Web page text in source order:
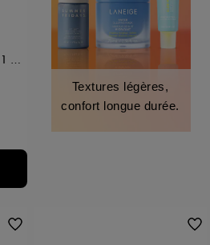
Gel Lavant Emollient 2 En 1 Anti-Grattage
Textures légères,
confort longue durée.